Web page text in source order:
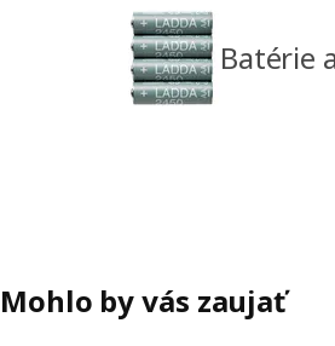
Batérie
Mohlo by vás zaujať